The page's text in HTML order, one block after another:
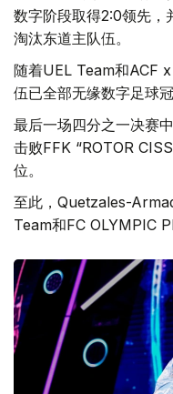
数字阶段取得2:0领先，
淘汰东道主队伍。
随着UEL Team和ACF
伍已全部无缘数字足球冠
最后一场四分之一决赛
击败FFK “ROTOR
位。
至此，Quetzales-
Team和FC OLYMPIC